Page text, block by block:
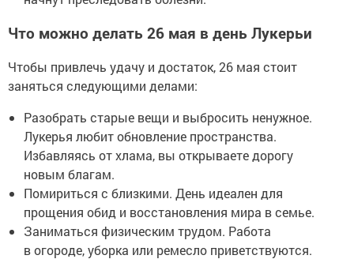
Что можно делать 26 мая в день Лукерьи
Чтобы привлечь удачу и достаток, 26 мая стоит
заняться следующими делами:
Разобрать старые вещи и выбросить ненужное.
Лукерья любит обновление пространства.
Избавляясь от хлама, вы открываете дорогу
новым благам.
Помириться с близкими. День идеален для
прощения обид и восстановления мира в семье.
Заниматься физическим трудом. Работа
в огороде, уборка или ремесло приветствуются.